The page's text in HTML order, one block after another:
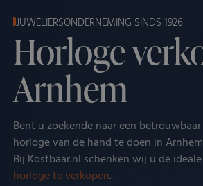
JUWELIERSONDERNEMING SINDS 1926
Horloge
Arnhem
Bent u zoekende naar een
horloge van de hand te doen in
Bij Kostbaar.nl schenken wij u de
horloge te verkopen.